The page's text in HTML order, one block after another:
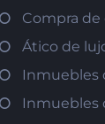
Compra de
Ático de
Inmuebles
Inmuebles